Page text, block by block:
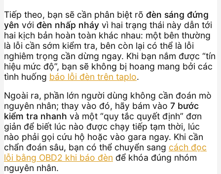
Tiếp theo, bạn sẽ cần phân biệt rõ đèn sáng đứng
yên với đèn nhấp nháy vì hai trạng thái này dẫn tới
hai kịch bản hoàn toàn khác nhau: một bên thường
là lỗi cần sớm kiểm tra, bên còn lại có thể là lỗi
nghiêm trọng cần dừng ngay. Khi bạn nắm được “tín
hiệu mức độ”, bạn sẽ không bị hoang mang bởi các
tình huống báo lỗi đèn trên taplo.
Ngoài ra, phần lớn người dùng không cần đoán mò
nguyên nhân; thay vào đó, hãy bám vào 7 bước
kiểm tra nhanh và một “quy tắc quyết định” đơn
giản để biết lúc nào được chạy tiếp tạm thời, lúc
nào phải gọi cứu hộ hoặc vào gara ngay. Khi cần
chẩn đoán sâu, bạn có thể chuyển sang cách đọc
lỗi bằng OBD2 khi báo đèn để khóa đúng nhóm
nguyên nhân.